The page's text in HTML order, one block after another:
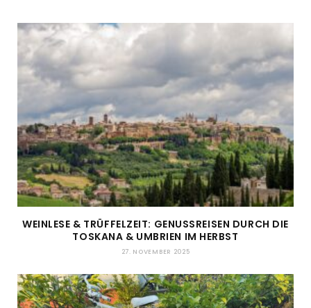
WEINLESE & TRÜFFELZEIT: GENUSSREISEN DURCH DIE
TOSKANA & UMBRIEN IM HERBST
27. NOVEMBER 2025